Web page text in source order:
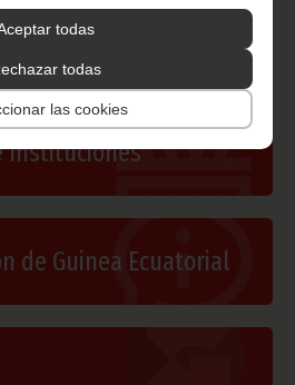
todas
todas
las cookies
de Guinea Ecuatorial
Instituciones
de Guinea Ecuatorial